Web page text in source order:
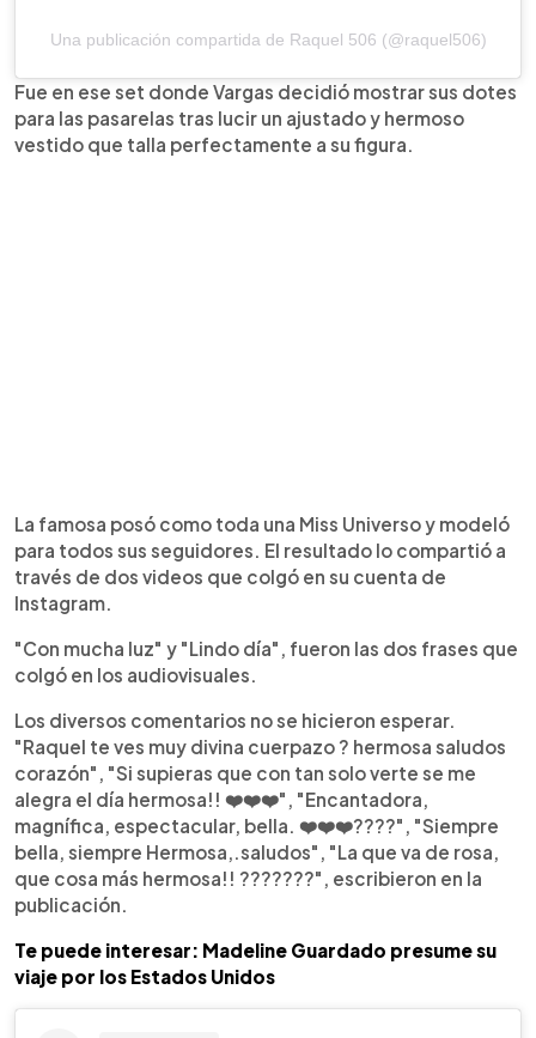
Una publicación compartida de Raquel 506 (@raquel506)
Fue en ese set donde Vargas decidió mostrar sus dotes
para las pasarelas tras lucir un ajustado y hermoso
vestido que talla perfectamente a su figura.
La famosa posó como toda una Miss Universo y modeló
para todos sus seguidores. El resultado lo compartió a
través de dos videos que colgó en su cuenta de
Instagram.
"Con mucha luz" y "Lindo día", fueron las dos frases que
colgó en los audiovisuales.
Los diversos comentarios no se hicieron esperar.
"Raquel te ves muy divina cuerpazo ? hermosa saludos
corazón", "Si supieras que con tan solo verte se me
alegra el día hermosa!! ❤️❤️❤️", "Encantadora,
magnífica, espectacular, bella. ❤️❤️❤️????", "Siempre
bella, siempre Hermosa,.saludos", "La que va de rosa,
que cosa más hermosa!! ???????", escribieron en la
publicación.
Te puede interesar: Madeline Guardado presume su
viaje por los Estados Unidos